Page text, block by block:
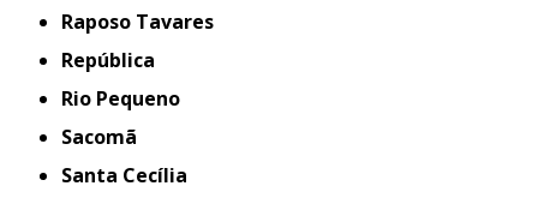
Raposo Tavares
República
Rio Pequeno
Sacomã
Santa Cecília